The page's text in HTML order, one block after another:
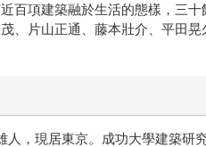
百項建築融於生活的態樣，三
、片山正通、藤本壯介、平田
人，現居東京。成功大學建築